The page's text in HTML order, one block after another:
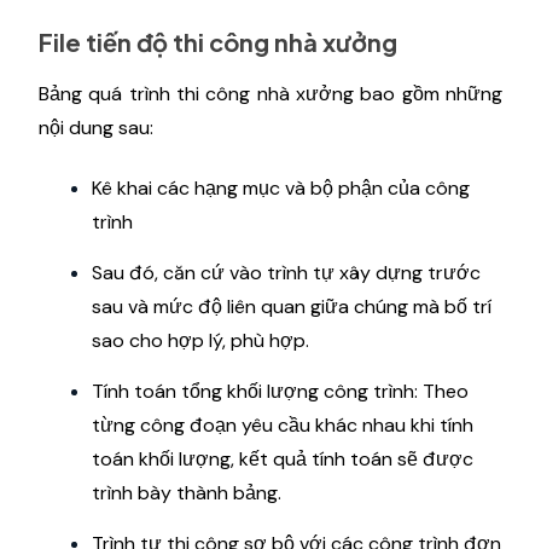
File tiến độ thi công nhà xưởng
Bảng quá trình thi công nhà xưởng bao gồm những
nội dung sau:
Kê khai các hạng mục và bộ phận của công
trình
Sau đó, căn cứ vào trình tự xây dựng trước